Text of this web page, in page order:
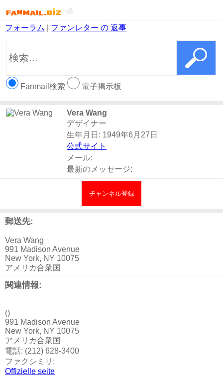
フォーラム ファンレター の 返事
Fanmail検索 電子掲示板
Vera Wang
デザイナー
生年月日: 1949年6月27日
公式サイト
メール:
最新のメッセージ:
チャンネル登録
郵送先:
Vera Wang
991 Madison Avenue
New York, NY 10075
アメリカ合衆国
関連情報:
()
991 Madison Avenue
New York, NY 10075
アメリカ合衆国
電話: (212) 628-3400
ファクシミリ:
Offizielle seite